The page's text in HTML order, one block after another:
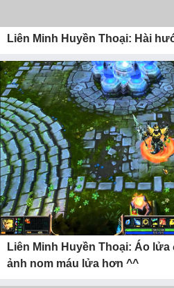
Liên Minh Huyền Thoại: Hài
Liên Minh Huyền Thoại: Áo
ảnh nom máu lửa hơn ^^